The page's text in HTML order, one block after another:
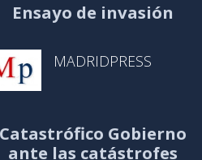
Ensayo de invasión
MADRIDPRESS
Catastrófico Gobierno
ante las catástrofes